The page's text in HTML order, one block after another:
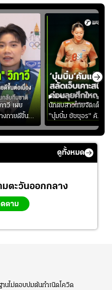
าวี เผย
งกายดีขึ้น
เนื่อง พร้อม
ลงสนามให้
02:40
นักตบสาวไทยจัดเต็ม
"บุ๋มบิ๋ม ชัชชุอร" คัม
แบ็ก ศึก" SEA V
CUP 2026" เลก
สอง!!
ดูทั้งหมด
มตะวันออกกลาง
ตาม
นไม่ตอบปมต้นกำเนิดโควิด